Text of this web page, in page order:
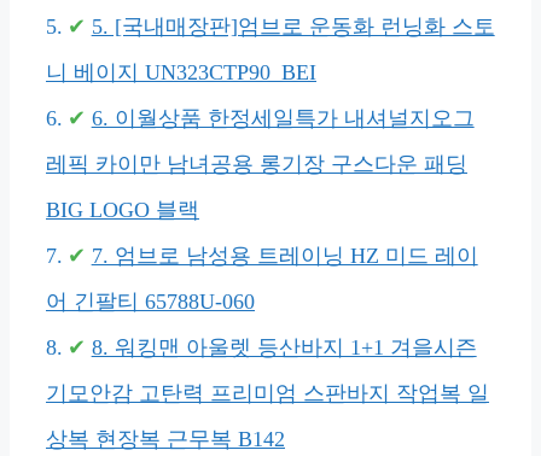
5. [국내매장판]엄브로 운동화 런닝화 스토
니 베이지 UN323CTP90_BEI
6. 이월상품 한정세일특가 내셔널지오그
레픽 카이만 남녀공용 롱기장 구스다운 패딩
BIG LOGO 블랙
7. 엄브로 남성용 트레이닝 HZ 미드 레이
어 긴팔티 65788U-060
8. 워킹맨 아울렛 등산바지 1+1 겨을시즌
기모안감 고탄력 프리미엄 스판바지 작업복 일
상복 현장복 근무복 B142